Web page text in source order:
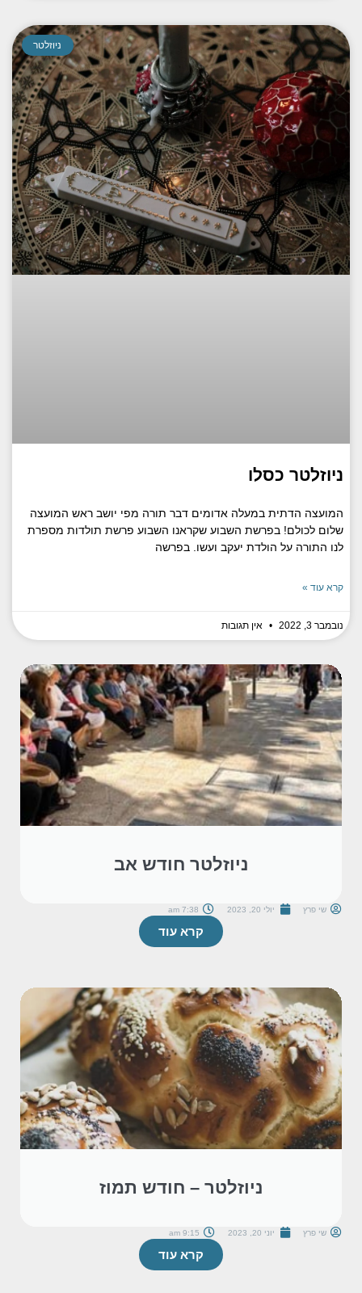
ניוזלטר
ניוזלטר כסלו
המועצה הדתית במעלה אדומים דבר תורה מפי יושב ראש המועצה
שלום לכולם! בפרשת השבוע שקראנו השבוע פרשת תולדות מספרת
לנו התורה על הולדת יעקב ועשו. בפרשה
קרא עוד »
נובמבר 3, 2022 אין תגובות
ניוזלטר חודש אב
שי פרץ יולי 20, 2023 7:38 am
קרא עוד
ניוזלטר – חודש תמוז
שי פרץ יוני 20, 2023 9:15 am
קרא עוד